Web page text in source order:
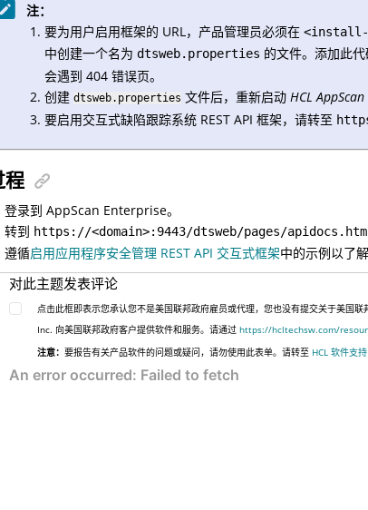
注：
要为用户启用框架的 URL，产品管理员必须在<install-
中创建一个名为dtsweb.properties 的文件。添加此
会遇到 404 错误页。
创建dtsweb.properties 文件后，重新启动 HCL
要启用交互式缺陷跟踪系统 REST API 框架，请转至
程
登录到 AppScan Enterprise。
转到 https://<domain>:9443/dtsweb/pages/
遵循启用应用程序安全管理 REST API 交互式框架中的示例以了
对此主题发表评论
点击此框即表示您承认您不是美国联邦政府雇员或代理，您也没有提交关于美国
Inc. 向美国联邦政府客户提供软件和服务。请通过https://hcltechsw.com/
注意：要报告有关产品软件的问题或疑问，请勿使用此表单。请转至 HCL 软件支持